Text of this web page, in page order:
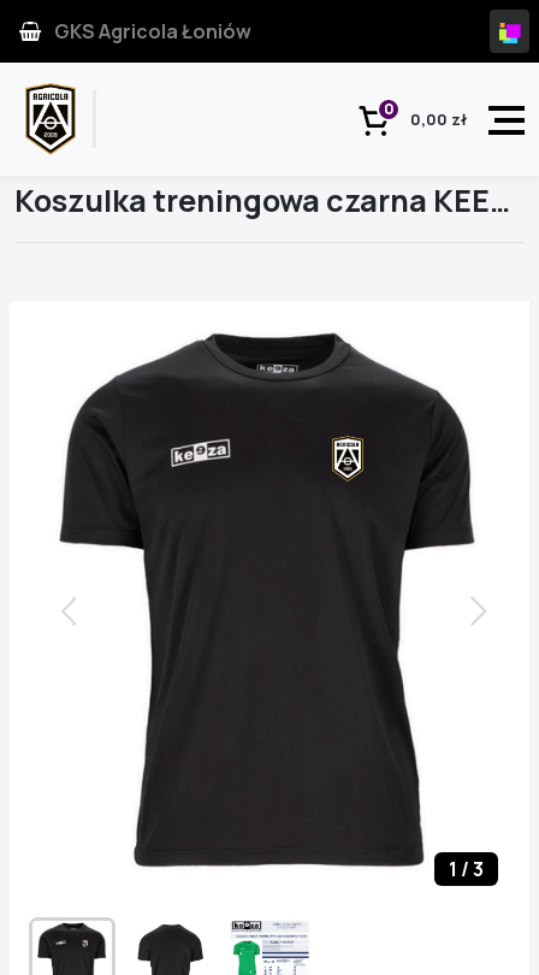
GKS Agricola Łoniów
0 0,00 zł
Strona główna
Koszulka treningowa czarna KEEZA Kingston
1 /3